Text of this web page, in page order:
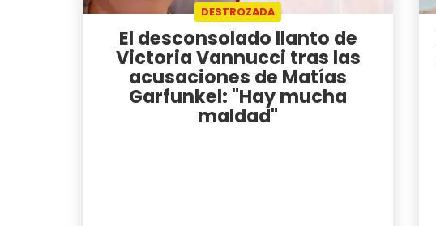
DESTROZADA
El desconsolado llanto de
Victoria Vannucci tras las
acusaciones de Matías
Garfunkel: "Hay mucha
maldad"